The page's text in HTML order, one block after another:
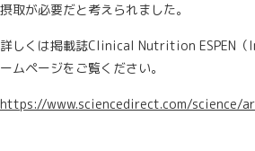
摂取が必要だと考えられました。
詳しくは掲載誌Clinical Nutrition ESPEN
ームページをご覧ください。
https://www.sciencedirect.com/